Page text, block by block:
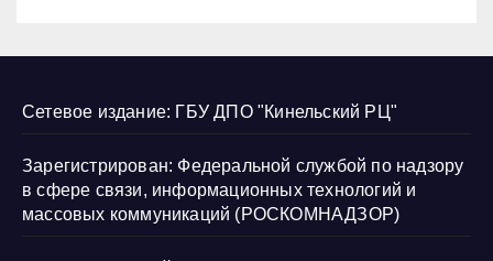
Сетевое издание: ГБУ ДПО "Кинельский РЦ"
Зарегистрирован: Федеральной службой по надзору
в сфере связи, информационных технологий и
массовых коммуникаций (РОСКОМНАДЗОР)